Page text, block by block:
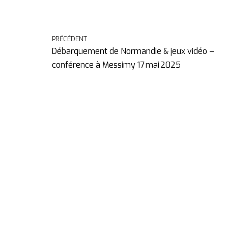
PRÉCÉDENT
Débarquement de Normandie & jeux vidéo –
conférence à Messimy 17 mai 2025